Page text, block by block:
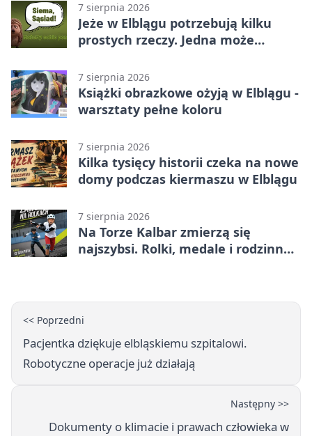
7 sierpnia 2026
Jeże w Elblągu potrzebują kilku
prostych rzeczy. Jedna może
7 sierpnia 2026
Książki obrazkowe ożyją w Elblągu -
warsztaty pełne koloru
7 sierpnia 2026
Kilka tysięcy historii czeka na nowe
domy podczas kiermaszu w Elblągu
7 sierpnia 2026
Na Torze Kalbar zmierzą się
najszybsi. Rolki, medale i rodzinna
<< Poprzedni
Pacjentka dziękuje elbląskiemu szpitalowi.
Robotyczne operacje już działają
Następny >>
Dokumenty o klimacie i prawach człowieka w